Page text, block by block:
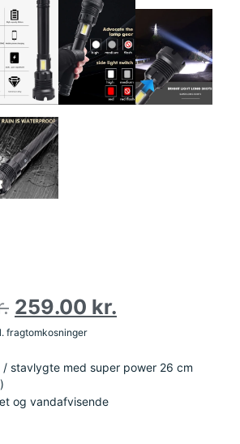
259.00 kr.
fragtomkosninger
/ stavlygte med super power 26 cm
og vandafvisende